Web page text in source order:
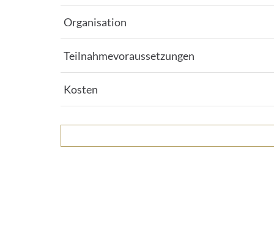
Organisation
Teilnahmevoraussetzungen
Kosten